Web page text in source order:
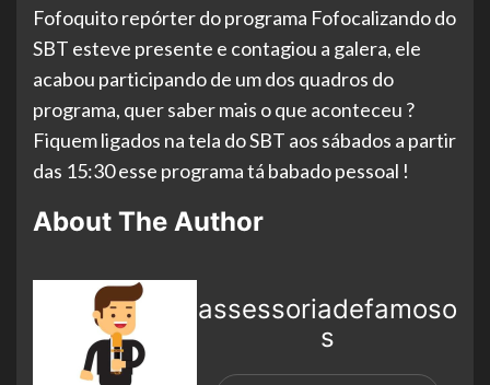
Fofoquito repórter do programa Fofocalizando do
SBT esteve presente e contagiou a galera, ele
acabou participando de um dos quadros do
programa, quer saber mais o que aconteceu ?
Fiquem ligados na tela do SBT aos sábados a partir
das 15:30 esse programa tá babado pessoal !
About The Author
assessoriadefamoso
s